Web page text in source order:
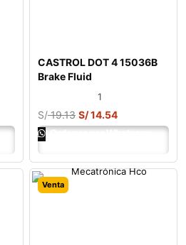
CASTROL DOT 4 15036B
Brake Fluid
1
S/19.13 S/14.54
Ordenar por Whatsapp
Venta